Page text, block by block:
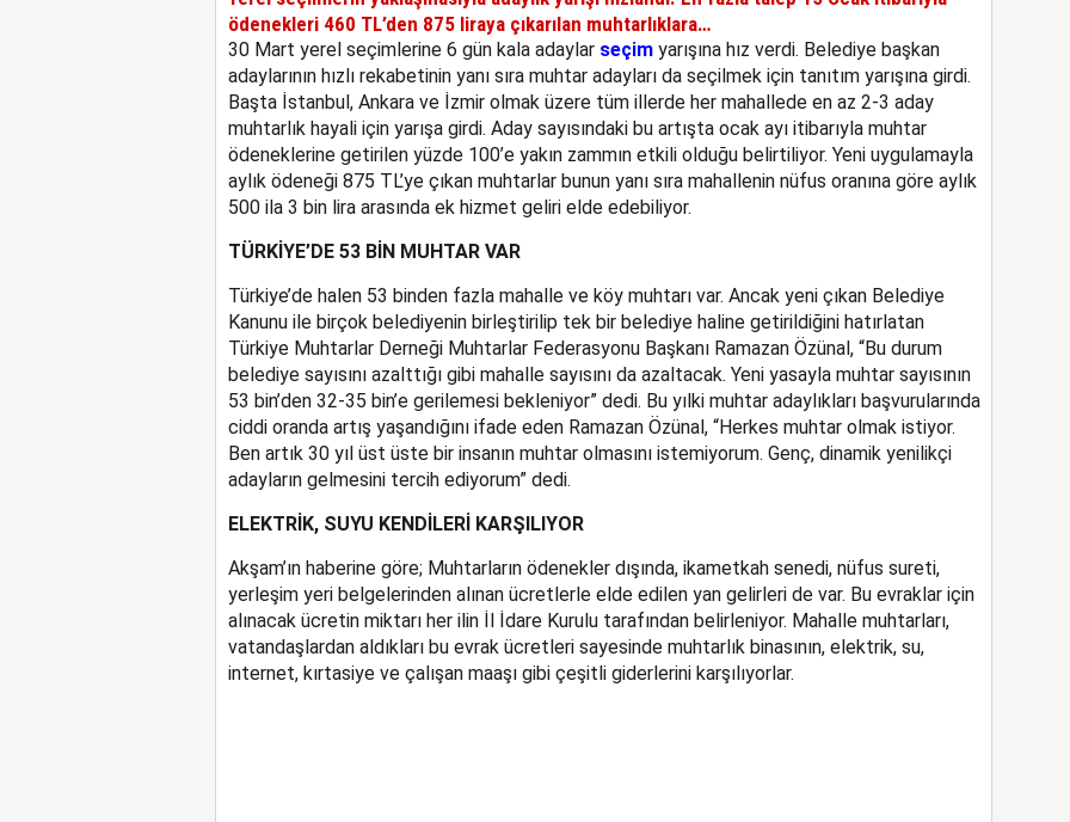
ödenekleri 460 TL’den 875 liraya çıkarılan muhtarlıklara…
30 Mart yerel seçimlerine 6 gün kala adaylar seçimyarışına hız verdi. Belediye başkan
adaylarının hızlı rekabetinin yanı sıra muhtar adayları da seçilmek için tanıtım yarışına girdi.
Başta İstanbul, Ankara ve İzmir olmak üzere tüm illerde her mahallede en az 2-3 aday
muhtarlık hayali için yarışa girdi. Aday sayısındaki bu artışta ocak ayı itibarıyla muhtar
ödeneklerine getirilen yüzde 100’e yakın zammın etkili olduğu belirtiliyor. Yeni uygulamayla
aylık ödeneği 875 TL’ye çıkan muhtarlar bunun yanı sıra mahallenin nüfus oranına göre aylık
500 ila 3 bin lira arasında ek hizmet geliri elde edebiliyor.
TÜRKİYE’DE 53 BİN MUHTAR VAR
Türkiye’de halen 53 binden fazla mahalle ve köy muhtarı var. Ancak yeni çıkan Belediye
Kanunu ile birçok belediyenin birleştirilip tek bir belediye haline getirildiğini hatırlatan
Türkiye Muhtarlar Derneği Muhtarlar Federasyonu Başkanı Ramazan Özünal, “Bu durum
belediye sayısını azalttığı gibi mahalle sayısını da azaltacak. Yeni yasayla muhtar sayısının
53 bin’den 32-35 bin’e gerilemesi bekleniyor” dedi. Bu yılki muhtar adaylıkları başvurularında
ciddi oranda artış yaşandığını ifade eden Ramazan Özünal, “Herkes muhtar olmak istiyor.
Ben artık 30 yıl üst üste bir insanın muhtar olmasını istemiyorum. Genç, dinamik yenilikçi
adayların gelmesini tercih ediyorum” dedi.
ELEKTRİK, SUYU KENDİLERİ KARŞILIYOR
Akşam’ın haberine göre; Muhtarların ödenekler dışında, ikametkah senedi, nüfus sureti,
yerleşim yeri belgelerinden alınan ücretlerle elde edilen yan gelirleri de var. Bu evraklar için
alınacak ücretin miktarı her ilin İl İdare Kurulu tarafından belirleniyor. Mahalle muhtarları,
vatandaşlardan aldıkları bu evrak ücretleri sayesinde muhtarlık binasının, elektrik, su,
internet, kırtasiye ve çalışan maaşı gibi çeşitli giderlerini karşılıyorlar.